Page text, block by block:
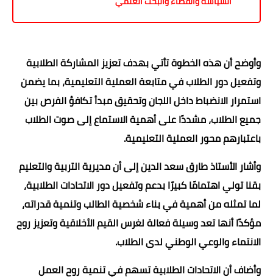
وأوضح أن هذه الخطوة تأتي بهدف تعزيز المشاركة الطلابية
وتفعيل دور الطلاب في متابعة العملية التعليمية، بما يضمن
استمرار الانضباط داخل اللجان وتحقيق مبدأ تكافؤ الفرص بين
جميع الطلاب، مشددًا على أهمية الاستماع إلى صوت الطلاب
باعتبارهم محور العملية التعليمية.
وأشار الأستاذ طارق سعد الدين إلى أن مديرية التربية والتعليم
بقنا تولي اهتمامًا كبيرًا بدعم وتفعيل دور الاتحادات الطلابية،
لما تمثله من أهمية في بناء شخصية الطالب وتنمية قدراته،
مؤكدًا أنها تعد وسيلة فعالة لغرس القيم الأخلاقية وتعزيز روح
الانتماء والوعي الوطني لدى الطلاب.
وأضاف أن الاتحادات الطلابية تسهم في تنمية روح العمل